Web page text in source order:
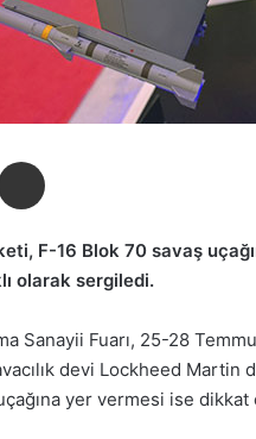
F-16 Blok 70 savaş
olarak sergiledi.
Sanayii Fuarı, 25-28
devi Lockheed Martin
yer vermesi ise dikkat